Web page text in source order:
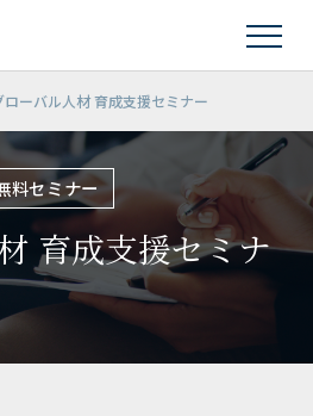
ローバル人材 育成支援セミナー
料セミナー
育成支援セミナ